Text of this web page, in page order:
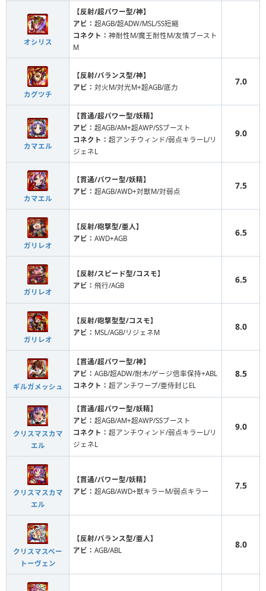
オシリス
【反射/超パワー型/神】
アビ： 超AGB/超ADW/MSL/SS短縮
コネクト： 神耐性M/魔王耐性M/友情ブースト
M
カグツチ
【反射/バランス型/神】
アビ： 対火M/対光M+超AGB/底力
7.0
カマエル
【貫通/超パワー型/妖精】
アビ： 超AGB/AM+超AWP/SSブースト
コネクト： 超アンチウィンド/弱点キラーL/リ
ジェネL
9.0
カマエル
【貫通/パワー型/妖精】
アビ： 超AGB/AWD+対獣M/対弱点
7.5
ガリレオ
【反射/砲撃型/亜人】
アビ： AWD+AGB
6.5
ガリレオ
【反射/スピード型/コスモ】
アビ： 飛行/AGB
6.5
ガリレオ
【反射/砲撃型型/コスモ】
アビ： MSL/AGB/リジェネM
8.0
ギルガメッシュ
【貫通/超パワー型/神】
アビ： AGB/超ADW/耐木/ゲージ倍率保持+ABL
コネクト： 超アンチワープ/亜侍封じEL
8.5
クリスマスカマ
エル
【貫通/超パワー型/妖精】
アビ： 超AGB/AM+超AWP/SSブースト
コネクト： 超アンチウィンド/弱点キラーL/リ
ジェネL
9.0
クリスマスカマ
エル
【貫通/パワー型/妖精】
アビ： 超AGB/AWD+獣キラーM/弱点キラー
7.5
クリスマスベー
トーヴェン
【反射/バランス型/亜人】
アビ： AGB/ABL
8.0